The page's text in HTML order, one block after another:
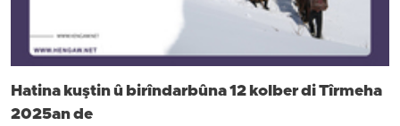
Hatina kuştin û birîndarbûna 12 kolber di Tîrmeha
2025an de